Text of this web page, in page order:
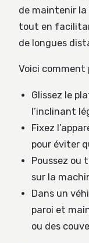
de maintenir
tout en
de longues
Voici comment
Glissez le
l’inclinant
Fixez
pour éviter
Poussez ou
sur la
Dans un
paroi et
ou des